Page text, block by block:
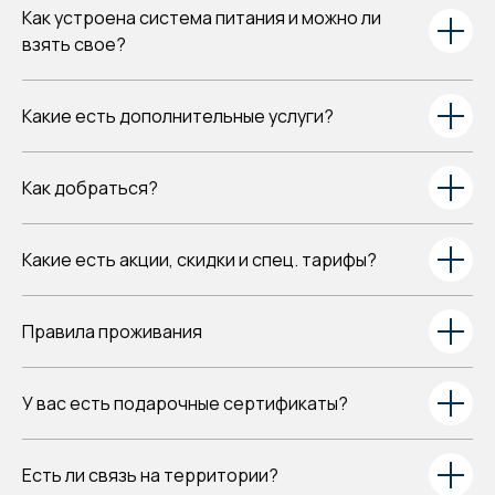
Как устроена система питания и можно ли
взять свое?
Какие есть дополнительные услуги?
Как добраться?
Какие есть акции, скидки и спец. тарифы?
Правила проживания
У вас есть подарочные сертификаты?
Есть ли связь на территории?